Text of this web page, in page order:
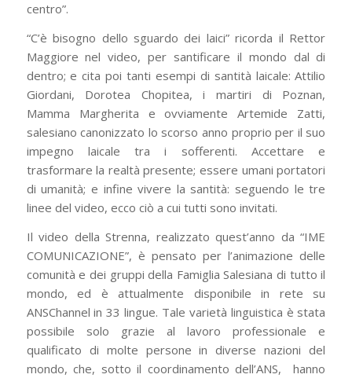
centro”.
“C’è bisogno dello sguardo dei laici” ricorda il Rettor
Maggiore nel video, per santificare il mondo dal di
dentro; e cita poi tanti esempi di santità laicale: Attilio
Giordani, Dorotea Chopitea, i martiri di Poznan,
Mamma Margherita e ovviamente Artemide Zatti,
salesiano canonizzato lo scorso anno proprio per il suo
impegno laicale tra i sofferenti. Accettare e
trasformare la realtà presente; essere umani portatori
di umanità; e infine vivere la santità: seguendo le tre
linee del video, ecco ciò a cui tutti sono invitati.
Il video della Strenna, realizzato quest’anno da “IME
COMUNICAZIONE”, è pensato per l’animazione delle
comunità e dei gruppi della Famiglia Salesiana di tutto il
mondo, ed è attualmente disponibile in rete su
ANSChannel in 33 lingue. Tale varietà linguistica è stata
possibile solo grazie al lavoro professionale e
qualificato di molte persone in diverse nazioni del
mondo, che, sotto il coordinamento dell’ANS, hanno